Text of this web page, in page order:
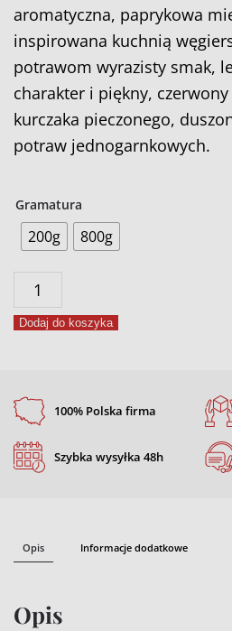
aromatyczna, paprykowa
inspirowana kuchnią
potrawom wyrazisty smak,
charakter i piękny,
kurczaka pieczonego,
potraw jednogarnkowych.
Gramatura
200g 800g
ilość
Przyprawa
do
węgiersku
Dodaj do koszyka
100% Polska firma
Szybka wysyłka 48h
Opis Informacje dodatkowe
Opis